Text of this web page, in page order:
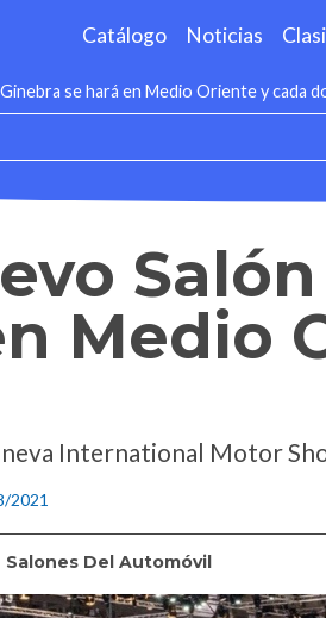
Catálogo Noticias
se hará en Medio Oriente y cada
Medio
International Motor
2021
Salones Del Automóvil